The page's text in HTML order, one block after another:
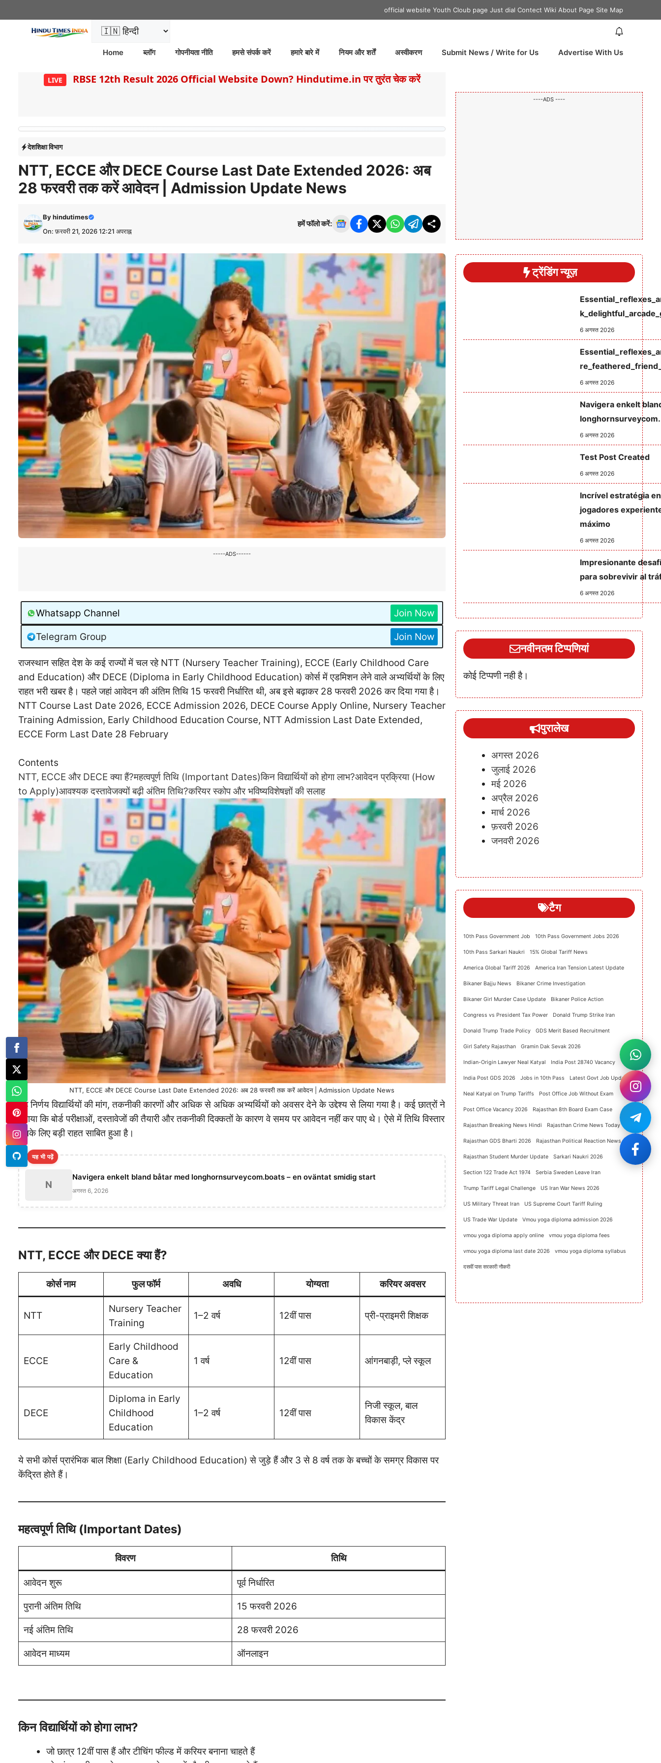
to
content
official website Youth Cloub page Just dial Contect Wiki About Page Site Map
Home ब्लॉग गोपनीयता नीति हमसे संपर्क करें हमारे बारे में नियम और शर्तें अस्वीकरण Submit News / Write for Us Advertise With Us
LIVE RBSE 12th Result 2026 Official Website Down? Hindutime.in पर तुरंत चेक करें
देशशिक्षा विभाग
NTT, ECCE और DECE Course Last Date Extended 2026: अब
28 फरवरी तक करें आवेदन | Admission Update News
Byhindutimes
On: फ़रवरी 21, 2026 12:21 अपराह्न
हमें फॉलो करें:
-----ADS------
Whatsapp Channel Join Now
Telegram Group Join Now
राजस्थान सहित देश के कई राज्यों में चल रहे NTT (Nursery Teacher Training), ECCE (Early Childhood Care
and Education) और DECE (Diploma in Early Childhood Education) कोर्स में एडमिशन लेने वाले अभ्यर्थियों के लिए
राहत भरी खबर है। पहले जहां आवेदन की अंतिम तिथि 15 फरवरी निर्धारित थी, अब इसे बढ़ाकर 28 फरवरी 2026 कर दिया गया है।
NTT Course Last Date 2026, ECCE Admission 2026, DECE Course Apply Online, Nursery Teacher
Training Admission, Early Childhood Education Course, NTT Admission Last Date Extended,
ECCE Form Last Date 28 February
Contents
NTT, ECCE और DECE क्या हैं?महत्वपूर्ण तिथि (Important Dates)किन विद्यार्थियों को होगा लाभ?आवेदन प्रक्रिया (How
to Apply)आवश्यक दस्तावेजक्यों बढ़ी अंतिम तिथि?करियर स्कोप और भविष्यविशेषज्ञों की सलाह
NTT, ECCE और DECE Course Last Date Extended 2026: अब 28 फरवरी तक करें आवेदन | Admission Update News
यह निर्णय विद्यार्थियों की मांग, तकनीकी कारणों और अधिक से अधिक अभ्यर्थियों को अवसर देने के उद्देश्य से लिया गया है। कई छात्रों ने
बताया कि बोर्ड परीक्षाओं, दस्तावेजों की तैयारी और तकनीकी दिक्कतों के कारण वे समय पर आवेदन नहीं कर पाए थे। ऐसे में तिथि विस्तार
उनके लिए बड़ी राहत साबित हुआ है।
यह भी पढ़ें
N
Navigera enkelt bland båtar med longhornsurveycom.boats – en oväntat smidig start
अगस्त 6, 2026
NTT, ECCE और DECE क्या हैं?
कोर्स नाम फुल फॉर्म अवधि योग्यता करियर अवसर
NTT
Nursery Teacher
Training
1–2 वर्ष 12वीं पास प्री-प्राइमरी शिक्षक
ECCE
Early Childhood
Care &
Education
1 वर्ष 12वीं पास आंगनबाड़ी, प्ले स्कूल
DECE
Diploma in Early
Childhood
Education
1–2 वर्ष 12वीं पास
निजी स्कूल, बाल
विकास केंद्र
ये सभी कोर्स प्रारंभिक बाल शिक्षा (Early Childhood Education) से जुड़े हैं और 3 से 8 वर्ष तक के बच्चों के समग्र विकास पर
केंद्रित होते हैं।
महत्वपूर्ण तिथि (Important Dates)
विवरण तिथि
आवेदन शुरू पूर्व निर्धारित
पुरानी अंतिम तिथि 15 फरवरी 2026
नई अंतिम तिथि 28 फरवरी 2026
आवेदन माध्यम ऑनलाइन
किन विद्यार्थियों को होगा लाभ?
जो छात्र 12वीं पास हैं और टीचिंग फील्ड में करियर बनाना चाहते हैं
----ADS ----
ट्रेंडिंग न्यूज़
6 अगस्त 2026
6 अगस्त 2026
Navigera enkelt
6 अगस्त 2026
Test Post Created
6 अगस्त 2026
Incrível estratégia
jogadores
máximo
6 अगस्त 2026
Impresionante
para sobrevivir al
6 अगस्त 2026
नवीनतम टिप्पणियां
कोई टिप्पणी नही है।
पुरालेख
अगस्त 2026
जुलाई 2026
मई 2026
अप्रैल 2026
मार्च 2026
फ़रवरी 2026
जनवरी 2026
टैग
10th Pass Government Job 10th Pass Government Jobs 2026
10th Pass Sarkari Naukri 15% Global Tariff News
America Global Tariff 2026 America Iran Tension Latest Update
Bikaner Bajju News Bikaner Crime Investigation
Bikaner Girl Murder Case Update Bikaner Police Action
Congress vs President Tax Power Donald Trump Strike Iran
Donald Trump Trade Policy GDS Merit Based Recruitment
Girl Safety Rajasthan Gramin Dak Sevak 2026
Indian-Origin Lawyer Neal Katyal India Post 28740 Vacancy
India Post GDS 2026 Jobs in 10th Pass Latest Govt Job Update
Neal Katyal on Trump Tariffs Post Office Job Without Exam
Post Office Vacancy 2026 Rajasthan 8th Board Exam Case
Rajasthan Breaking News Hindi Rajasthan Crime News Today
Rajasthan GDS Bharti 2026 Rajasthan Political Reaction News
Rajasthan Student Murder Update Sarkari Naukri 2026
Section 122 Trade Act 1974 Serbia Sweden Leave Iran
Trump Tariff Legal Challenge US Iran War News 2026
US Military Threat Iran US Supreme Court Tariff Ruling
US Trade War Update Vmou yoga diploma admission 2026
vmou yoga diploma apply online vmou yoga diploma fees
vmou yoga diploma last date 2026 vmou yoga diploma syllabus
दसवीं पास सरकारी नौकरी